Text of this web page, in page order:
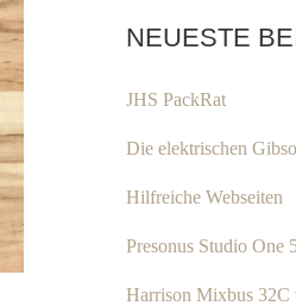
NEUESTE
JHS PackRat
Die elektrischen
Hilfreiche Webseiten
Presonus Studio One
Harrison Mixbus 32C